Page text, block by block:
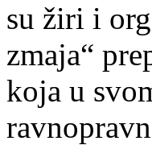
su žiri i
zmaja“
koja u